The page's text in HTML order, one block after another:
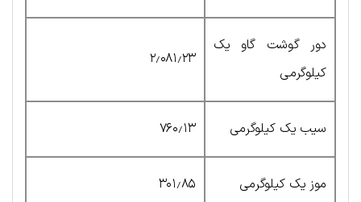
دور گوشت گاو یک
کیلوگرمی
۲٫۰۸۱٫۲۳
سیب یک کیلوگرمی ۷۶۰٫۱۳
موز یک کیلوگرمی ۳۰۱٫۸۵